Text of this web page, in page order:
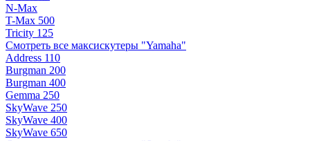
N-Max
T-Max 500
Tricity 125
Смотреть все максискутеры "Yamaha"
Address 110
Burgman 200
Burgman 400
Gemma 250
SkyWave 250
SkyWave 400
SkyWave 650